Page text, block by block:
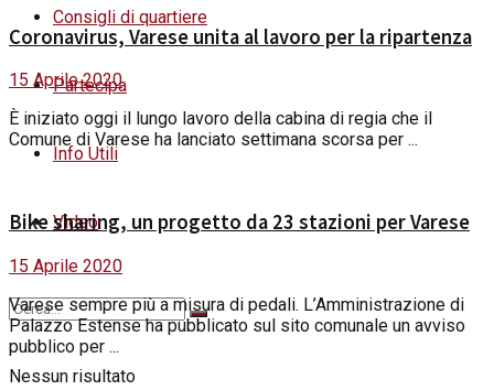
Consigli di quartiere
Partecipa
Info Utili
Video
Nessun risultato
Coronavirus, Varese unita al lavoro per la ripartenza
15 Aprile 2020
È iniziato oggi il lungo lavoro della cabina di regia che il
Comune di Varese ha lanciato settimana scorsa per ...
Bike sharing, un progetto da 23 stazioni per Varese
15 Aprile 2020
Varese sempre più a misura di pedali. L’Amministrazione di
Palazzo Estense ha pubblicato sul sito comunale un avviso
pubblico per ...